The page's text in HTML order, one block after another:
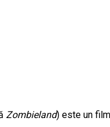
Zombieland) este un